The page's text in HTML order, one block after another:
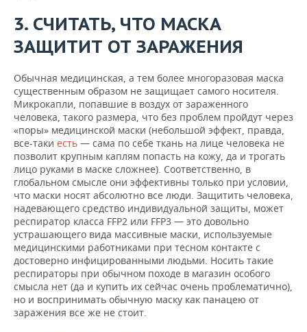
3. СЧИТАТЬ, ЧТО МАСКА
ЗАЩИТИТ ОТ ЗАРАЖЕНИЯ
Обычная медицинская, а тем более многоразовая маска
существенным образом не защищает самого носителя.
Микрокапли, попавшие в воздух от зараженного
человека, такого размера, что без проблем пройдут через
«поры» медицинской маски (небольшой эффект, правда,
все-таки есть — сама по себе ткань на лице человека не
позволит крупным каплям попасть на кожу, да и трогать
лицо руками в маске сложнее). Соответственно, в
глобальном смысле они эффективны только при условии,
что маски носят абсолютно все люди. Защитить человека,
надевающего средство индивидуальной защиты, может
респиратор класса FFP2 или FFP3 — это довольно
устрашающего вида массивные маски, используемые
медицинскими работниками при тесном контакте с
достоверно инфицированными людьми. Носить такие
респираторы при обычном походе в магазин особого
смысла нет (да и купить их сейчас очень проблематично),
но и воспринимать обычную маску как панацею от
заражения все же не стоит.